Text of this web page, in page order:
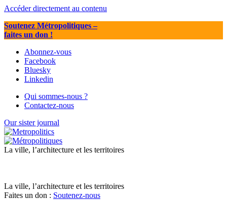
Accéder directement au contenu
Soutenez Métropolitiques–
faites un don !
Abonnez-vous
Facebook
Bluesky
Linkedin
Qui sommes-nous ?
Contactez-nous
Our sister journal
La ville, l’architecture et les territoires
La ville, l’architecture et les territoires
Faites un don : Soutenez-nous